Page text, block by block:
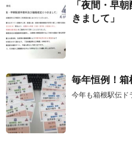
「夜間・早
きまして」
毎年恒例！箱
今年も箱根駅伝ド